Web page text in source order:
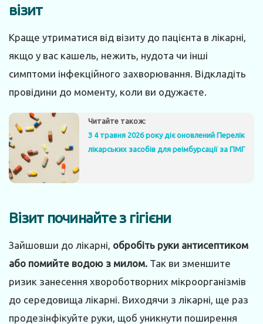
візит
Краще утриматися від візиту до пацієнта в лікарні,
якщо у вас кашель, нежить, нудота чи інші
симптоми інфекційного захворювання. Відкладіть
провідини до моменту, коли ви одужаєте.
Читайте також:
З 4 травня 2026 року діє оновлений Перелік
лікарських засобів для реімбурсації за ПМГ
Візит починайте з гігієни
Зайшовши до лікарні, обробіть руки антисептиком
або помийте водою з милом. Так ви зменшите
ризик занесення хвороботворних мікроорганізмів
до середовища лікарні. Виходячи з лікарні, ще раз
продезінфікуйте руки, щоб уникнути поширення